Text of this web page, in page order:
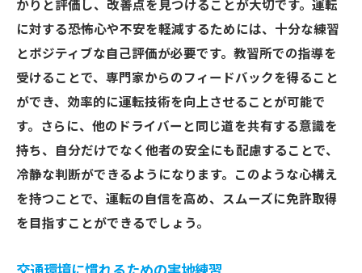
かりと評価し、改善点を見つけることが大切です。運転
に対する恐怖心や不安を軽減するためには、十分な練習
とポジティブな自己評価が必要です。教習所での指導を
受けることで、専門家からのフィードバックを得ること
ができ、効率的に運転技術を向上させることが可能で
す。さらに、他のドライバーと同じ道を共有する意識を
持ち、自分だけでなく他者の安全にも配慮することで、
冷静な判断ができるようになります。このような心構え
を持つことで、運転の自信を高め、スムーズに免許取得
を目指すことができるでしょう。